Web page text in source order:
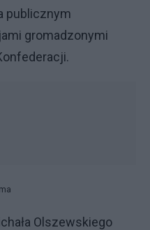
publicznym
gromadzonymi
Olszewskiego